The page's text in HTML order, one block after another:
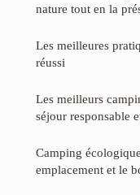
nature tout en la
Les meilleures
réussi
Les meilleurs
séjour responsable
Camping
emplacement et le